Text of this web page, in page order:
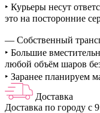
‣ Курьеры несут
это на посторонние
— Собственный
‣ Большие
любой объём шаров
‣ Заранее планируем
Доставка
Доставка по городу с